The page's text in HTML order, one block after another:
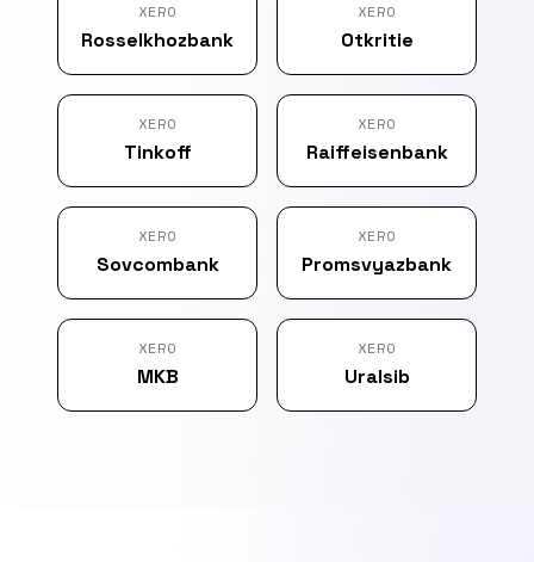
XERO
Rosselkhozbank
XERO
Otkritie
XERO
Tinkoff
XERO
Raiffeisenbank
XERO
Sovcombank
XERO
Promsvyazbank
XERO
MKB
XERO
Uralsib